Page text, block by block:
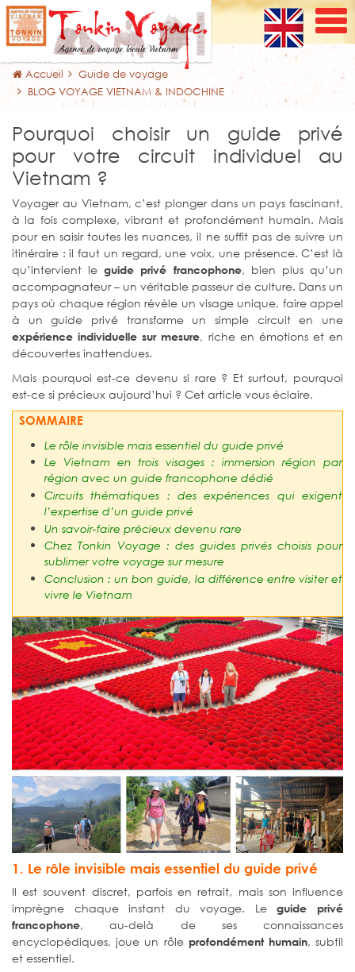
Accueil
Guide de voyage
BLOG VOYAGE VIETNAM & INDOCHINE
Pourquoi choisir un guide privé
pour votre circuit individuel au
Vietnam ?
Voyager au Vietnam, c’est plonger dans un pays fascinant,
à la fois complexe, vibrant et profondément humain. Mais
pour en saisir toutes les nuances, il ne suffit pas de suivre un
itinéraire : il faut un regard, une voix, une présence. C’est là
qu’intervient leguide privé francophone, bien plus qu’un
accompagnateur – un véritable passeur de culture. Dans un
pays où chaque région révèle un visage unique, faire appel
à un guide privé transforme un simple circuit en une
expérience individuelle sur mesure, riche en émotions et en
découvertes inattendues.
Mais pourquoi est-ce devenu si rare ? Et surtout, pourquoi
est-ce si précieux aujourd’hui ? Cet article vous éclaire.
SOMMAIRE
Le rôle invisible mais essentiel du guide privé
Le Vietnam en trois visages : immersion région par
région avec un guide francophone dédié
Circuits thématiques : des expériences qui exigent
l’expertise d’un guide privé
Un savoir-faire précieux devenu rare
Chez Tonkin Voyage : des guides privés choisis pour
sublimer votre voyage sur mesure
Conclusion : un bon guide, la différence entre visiter et
vivre le Vietnam
1. Le rôle invisible mais essentiel du guide privé
Il est souvent discret, parfois en retrait, mais son influence
imprègne chaque instant du voyage. Leguide privé
francophone, au-delà de ses connaissances
encyclopédiques, joue un rôle profondément humain, subtil
et essentiel.